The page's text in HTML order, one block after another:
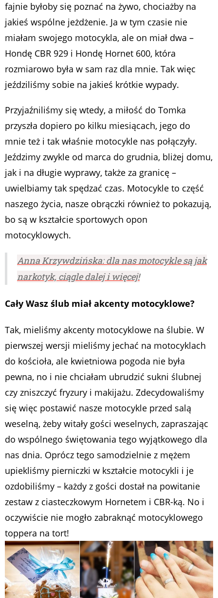
fajnie byłoby się poznać na żywo, chociażby na
jakieś wspólne jeżdżenie. Ja w tym czasie nie
miałam swojego motocykla, ale on miał dwa –
Hondę CBR 929 i Hondę Hornet 600, która
rozmiarowo była w sam raz dla mnie. Tak więc
jeździliśmy sobie na jakieś krótkie wypady.
Przyjaźniliśmy się wtedy, a miłość do Tomka
przyszła dopiero po kilku miesiącach, jego do
mnie też i tak właśnie motocykle nas połączyły.
Jeździmy zwykle od marca do grudnia, bliżej domu,
jak i na długie wyprawy, także za granicę –
uwielbiamy tak spędzać czas. Motocykle to część
naszego życia, nasze obrączki również to pokazują,
bo są w kształcie sportowych opon
motocyklowych.
Anna Krzywdzińska: dla nas motocykle są jak
narkotyk, ciągle dalej i więcej!
Cały Wasz ślub miał akcenty motocyklowe?
Tak, mieliśmy akcenty motocyklowe na ślubie. W
pierwszej wersji mieliśmy jechać na motocyklach
do kościoła, ale kwietniowa pogoda nie była
pewna, no i nie chciałam ubrudzić sukni ślubnej
czy zniszczyć fryzury i makijażu. Zdecydowaliśmy
się więc postawić nasze motocykle przed salą
weselną, żeby witały gości weselnych, zapraszając
do wspólnego świętowania tego wyjątkowego dla
nas dnia. Oprócz tego samodzielnie z mężem
upiekliśmy pierniczki w kształcie motocykli i je
ozdobiliśmy – każdy z gości dostał na powitanie
zestaw z ciasteczkowym Hornetem i CBR-ką. No i
oczywiście nie mogło zabraknąć motocyklowego
toppera na tort!